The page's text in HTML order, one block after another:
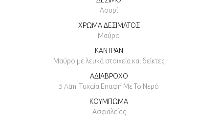
Λουρί
ΧΡΩΜΑ ΔΕΣΙΜΑΤΟΣ
Μαύρο
ΚΑΝΤΡΑΝ
Μαύρο με λευκά στοιχεία και δείκτες
ΑΔΙΑΒΡΟΧΟ
5 Atm: Τυχαία Επαφή Με Το Νερό
ΚΟΥΜΠΩΜΑ
Ασφαλείας